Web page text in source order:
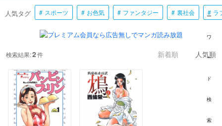
人気タグ スポーツ お色気 ファンタジー 裏社会 ラ
検索結果:2件 新着順 人気順